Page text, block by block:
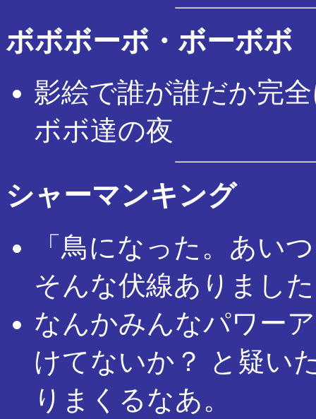
ボボボーボ・ボーボボ
影絵で誰が誰だか完
ボボ達の夜
シャーマンキング
「鳥になった。あい
そんな伏線ありまし
なんかみんなパワー
けてないか？ と疑い
りまくるなあ。